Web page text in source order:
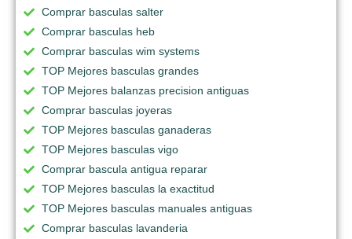
Comprar basculas salter
Comprar basculas heb
Comprar basculas wim systems
TOP Mejores basculas grandes
TOP Mejores balanzas precision antiguas
Comprar basculas joyeras
TOP Mejores basculas ganaderas
TOP Mejores basculas vigo
Comprar bascula antigua reparar
TOP Mejores basculas la exactitud
TOP Mejores basculas manuales antiguas
Comprar basculas lavanderia